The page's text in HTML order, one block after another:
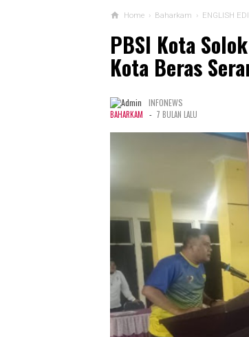
Home › Baharkam › ENGLISH
PBSI Kota
Kota Beras
INFONEWS
BAHARKAM - 7 BULAN LALU